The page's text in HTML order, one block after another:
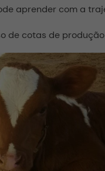
aprender com a
de cotas de